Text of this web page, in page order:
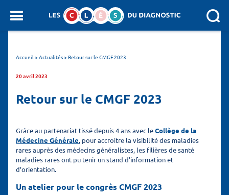
SEARCH :
Accueil>Actualités>Retour sur le CMGF 2023
20 avril 2023
Retour sur le CMGF 2023
Grâce au partenariat tissé depuis 4 ans avec leCollège de la
Médecine Générale, pour accroitre la visibilité des maladies
rares auprès des médecins généralistes, les filières de santé
maladies rares ont pu tenir un stand d’information et
d’orientation.
Un atelier pour le congrès CMGF 2023